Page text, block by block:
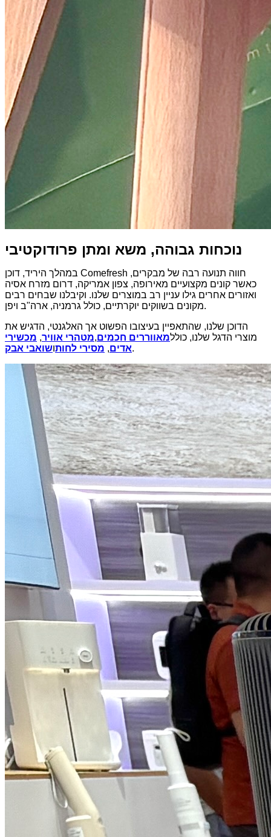
נוכחות גבוהה, משא ומתן פרודוקטיבי
במהלך היריד, דוכן Comefresh חווה תנועה רבה של מבקרים,
כאשר קונים מקצועיים מאירופה, צפון אמריקה, דרום מזרח אסיה
ואזורים אחרים גילו עניין רב במוצרים שלנו. וקיבלנו שבחים רבים
מקונים בשווקים יוקרתיים, כולל גרמניה, ארה"ב ויפן.
הדוכן שלנו, שהתאפיין בעיצובו הפשוט אך האלגנטי, הדגיש את
מוצרי הדגל שלנו, כוללמאווררים חכמים,מטהרי אוויר, מכשירי
אדים, מסירי לחותושואבי אבק .